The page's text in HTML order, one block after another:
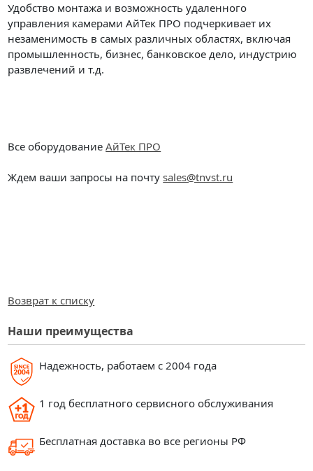
Наши преимущества
Надежность, работаем с 2004 года
1 год бесплатного сервисного обслуживания
Бесплатная доставка во все регионы РФ
Удобство монтажа и возможность удаленного
управления камерами АйТек ПРО подчеркивает их
незаменимость в самых различных областях, включая
промышленность, бизнес, банковское дело, индустрию
развлечений и т.д.
Все оборудованиеАйТек ПРО
Ждем ваши запросы на почтуsales@tnvst.ru
Возврат к списку